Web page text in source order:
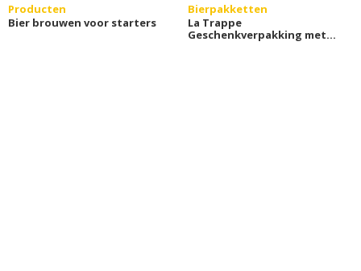
Producten
Bier brouwen voor starters
Bierpakketten
La Trappe
Geschenkverpakking met